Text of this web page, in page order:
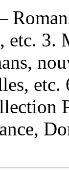
etc.
etc.